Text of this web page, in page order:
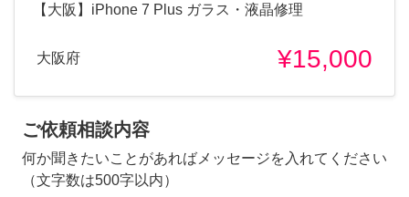
【大阪】iPhone 7 Plus ガラス・液晶修理
大阪府 ¥15,000
ご依頼相談内容
何か聞きたいことがあればメッセージを入れてください
（文字数は500字以内）